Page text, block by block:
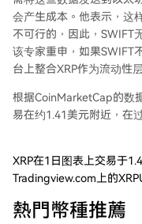
会产生成本。他表示，这
不可行的，因此，SWIFT
该专家重申，如果SWIFT
台上整合XRP作为流动性
根据CoinMarketCap的数
易在约1.41美元附近，在
XRP在1日图表上交易于
Tradingview.com上的
熱門幣種推薦